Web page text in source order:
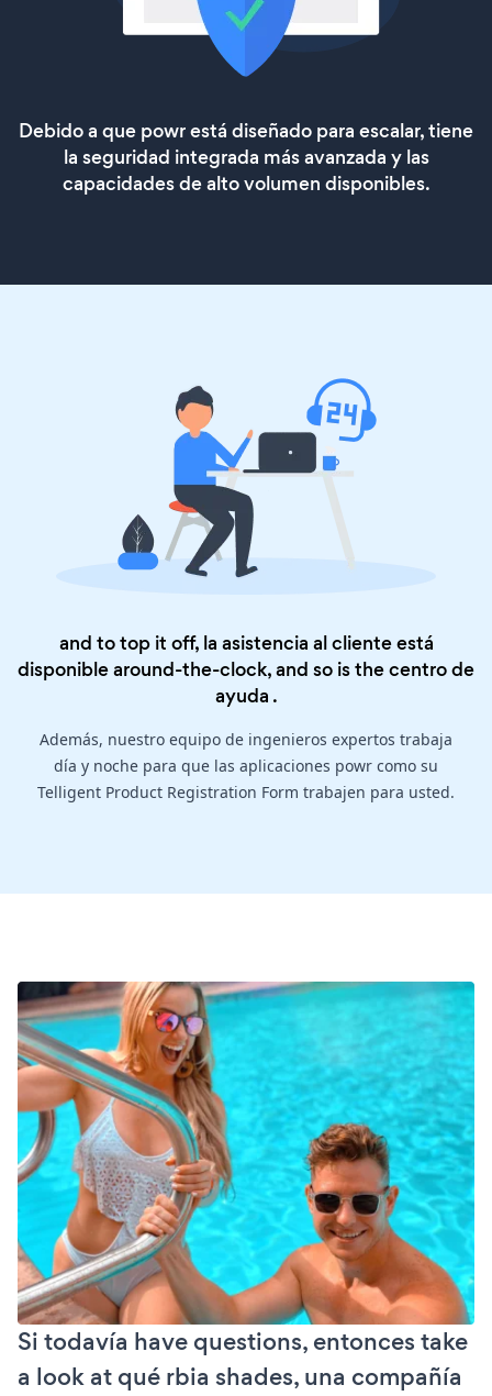
Debido a que powr está diseñado para escalar, tiene
la seguridad integrada más avanzada y las
capacidades de alto volumen disponibles.
and to top it off, la asistencia al cliente está
disponible around-the-clock, and so is thecentro de
ayuda .
Además, nuestro equipo de ingenieros expertos trabaja
día y noche para que las aplicaciones powr como su
Telligent Product Registration Form trabajen para usted.
Si todavía have questions, entonces take
a look at qué rbia shades, una compañía